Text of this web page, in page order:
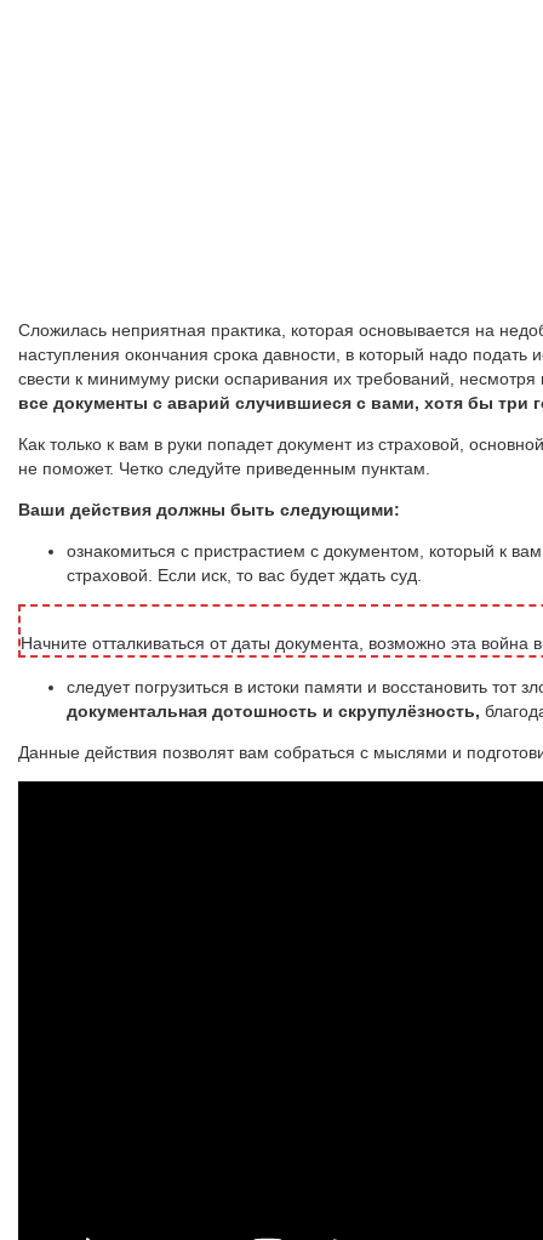
Сложилась неприятная практика, которая основывается на
наступления окончания срока давности, в который надо
свести к минимуму риски оспаривания их требований,
все документы с аварий случившиеся с вами, хотя бы три
Как только к вам в руки попадет документ из страховой,
не поможет. Четко следуйте приведенным пунктам.
Ваши действия должны быть следующими:
ознакомиться с пристрастием с документом, который к
страховой. Если иск, то вас будет ждать суд.
Начните отталкиваться от даты документа, возможно эта война
следует погрузиться в истоки памяти и восстановить
документальная дотошность и скрупулёзность,
Данные действия позволят вам собраться с мыслями и